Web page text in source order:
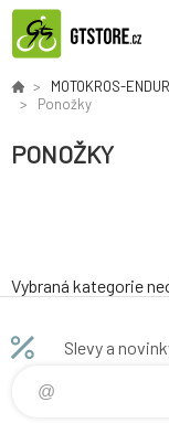
MOTOKROS-
Ponožky
PONOŽKY
Vybraná kategorie
Slevy a